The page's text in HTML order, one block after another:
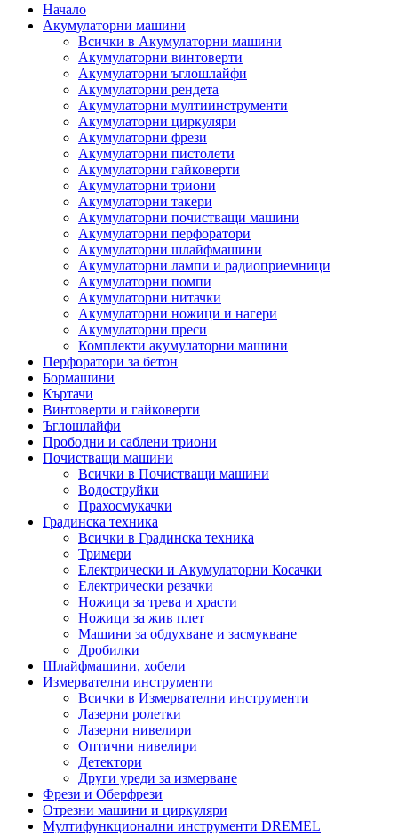
Начало
Акумулаторни машини
Всички в Акумулаторни машини
Акумулаторни винтоверти
Акумулаторни ъглошлайфи
Акумулаторни рендета
Акумулаторни мултиинструменти
Акумулаторни циркуляри
Акумулаторни фрези
Акумулаторни пистолети
Акумулаторни гайковерти
Акумулаторни триони
Акумулаторни такери
Акумулаторни почистващи машини
Акумулаторни перфоратори
Акумулаторни шлайфмашини
Акумулаторни лампи и радиоприемници
Акумулаторни помпи
Акумулаторни нитачки
Акумулаторни ножици и нагери
Акумулаторни преси
Комплекти акумулаторни машини
Перфоратори за бетон
Бормашини
Къртачи
Винтоверти и гайковерти
Ъглошлайфи
Прободни и саблени триони
Почистващи машини
Всички в Почистващи машини
Водоструйки
Прахосмукачки
Градинска техника
Всички в Градинска техника
Тримери
Електрически и Акумулаторни Косачки
Електрически резачки
Ножици за трева и храсти
Ножици за жив плет
Машини за обдухване и засмукване
Дробилки
Шлайфмашини, хобели
Измервателни инструменти
Всички в Измервателни инструменти
Лазерни ролетки
Лазерни нивелири
Оптични нивелири
Детектори
Други уреди за измерване
Фрези и Оберфрези
Отрезни машини и циркуляри
Мултифункционални инструменти DREMEL